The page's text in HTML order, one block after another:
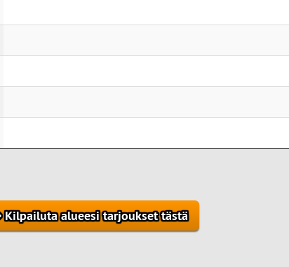
Kilpailuta alueesi tarjoukset tästä